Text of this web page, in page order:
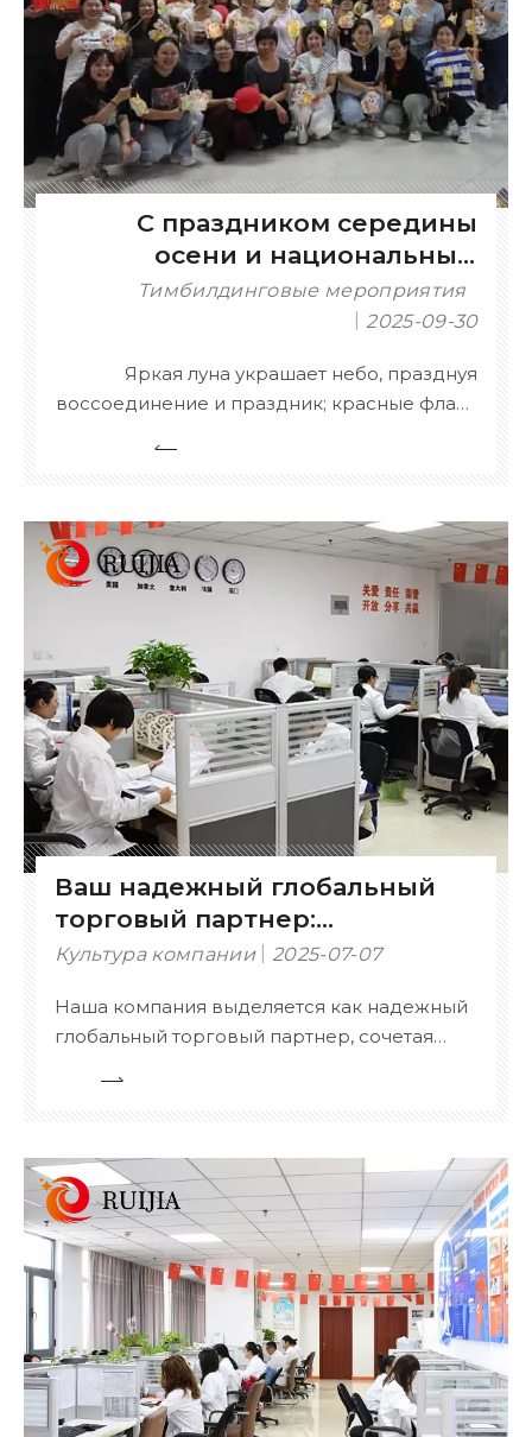
С праздником середины
осени и национальным
праздником
Тимбилдинговые мероприятия
2025-09-30
Яркая луна украшает небо, празднуя
воссоединение и праздник; красные флаги
Праздник середины осени прекрасно
совпадают, наша компания сердечно
приглашает всех коллег собраться на
тематическое мероприятие по сплочению
коллектива.
Ваш надежный глобальный
торговый партнер:
сертифицированный,
комплексный
Культура компании 2025-07-07
Наша компания выделяется как надежный
глобальный торговый партнер, сочетая
стороны: Сертифицированное
совершенство – оснащено сертификатами
ISO, CE, SDS, SGS, FDA и другими
международными сертификатами,
гарантирующими соответствие
требованиям.